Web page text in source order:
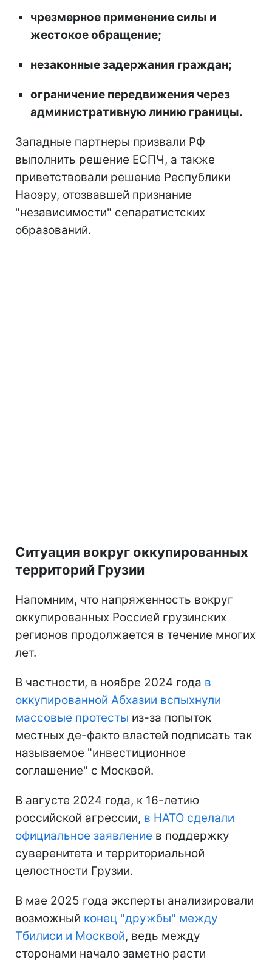
чрезмерное применение силы и
жестокое обращение;
незаконные задержания граждан;
ограничение передвижения через
административную линию границы.
Западные партнеры призвали РФ
выполнить решение ЕСПЧ, а также
приветствовали решение Республики
Наоэру, отозвавшей признание
"независимости" сепаратистских
образований.
Ситуация вокруг оккупированных
территорий Грузии
Напомним, что напряженность вокруг
оккупированных Россией грузинских
регионов продолжается в течение многих
лет.
В частности, в ноябре 2024 года в
оккупированной Абхазии вспыхнули
массовые протесты из-за попыток
местных де-факто властей подписать так
называемое "инвестиционное
соглашение" с Москвой.
В августе 2024 года, к 16-летию
российской агрессии, в НАТО сделали
официальное заявление в поддержку
суверенитета и территориальной
целостности Грузии.
В мае 2025 года эксперты анализировали
возможный конец "дружбы" между
Тбилиси и Москвой, ведь между
сторонами начало заметно расти